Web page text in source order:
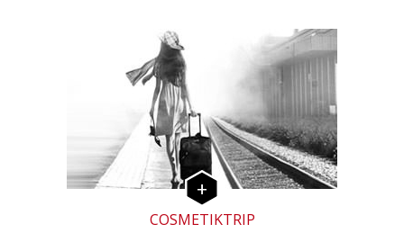
COSMETIKTRIP